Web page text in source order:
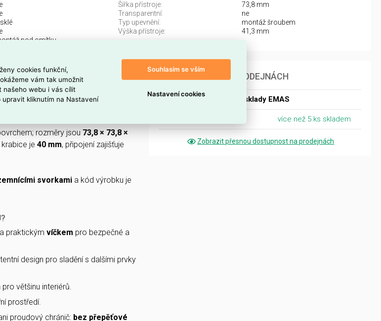
Šířka přístroje:
73,8 mm
Transparentní:
ne
Typ upevnění:
montáž šroubem
Výška přístroje:
41,3 mm
pod omítku
kolíkem, s víčkem alpská
je určena pro montáž pod omítku
rozměry jsou 73,8 × 73,8 ×
je 40 mm, připojení zajišťuje
svorkami a kód výrobku je
a praktickým víčkem pro bezpečné a
design pro sladění s dalšími prvky
pro většinu interiérů.
prostředí.
proudový chránič: bez přepěťové
DOSTUPNOST NA PRODEJNÁCH
Dostupnost centrální sklady EMAS
více než 5 ks skladem
Zobrazit přesnou dostupnost na prodejnách
cookies funkční,
vám tak umožnit
našeho webu i vás cílit
kliknutím na Nastavení
Souhlasím se vším
Nastavení cookies